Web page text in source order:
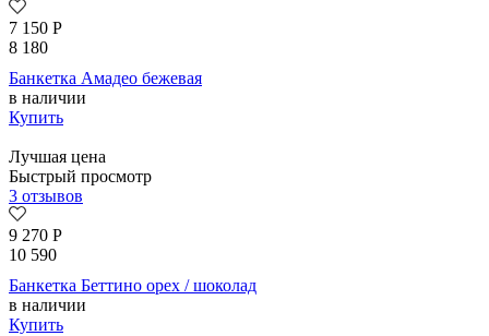
7 150 Р
8 180
Банкетка Амадео бежевая
в наличии
Купить
Лучшая цена
Быстрый просмотр
3 отзывов
9 270 Р
10 590
Банкетка Беттино орех / шоколад
в наличии
Купить